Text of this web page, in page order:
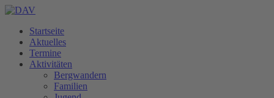
Startseite
Aktuelles
Termine
Aktivitäten
Bergwandern
Familien